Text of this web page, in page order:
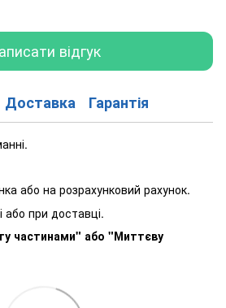
відгук
Доставка Гарантія
або на розрахунковий рахунок.
або при доставці.
частинами" або "Миттєву